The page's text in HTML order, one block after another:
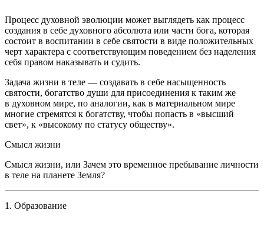
Процесс духовной эволюции может выглядеть как процесс
создания в себе духовного абсолюта или части бога, которая
состоит в воспитании в себе святости в виде положительных
черт характера с соответствующим поведением без наделения
себя правом наказывать и судить.
Задача жизни в теле — создавать в себе насыщенность
святости, богатство души для присоединения к таким же
в духовном мире, по аналогии, как в материальном мире
многие стремятся к богатству, чтобы попасть в «высший
свет», к «высокому по статусу обществу».
Смысл жизни
Смысл жизни, или Зачем это временное пребывание личности
в теле на планете Земля?
1. Образование